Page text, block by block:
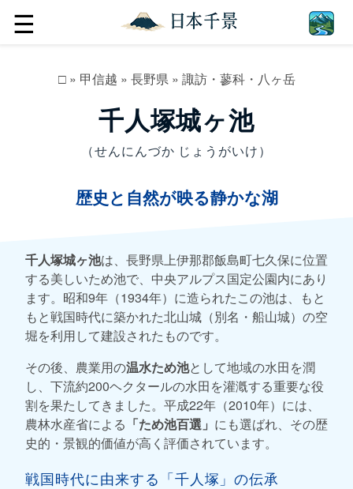
☰
□» 甲信越 » 長野県» 諏訪・蓼科・八ヶ岳
千人塚城ヶ池
（せんにんづか じょうがいけ）
歴史と自然が映る静かな湖
千人塚城ヶ池は、長野県上伊那郡飯島町七久保に位置
する美しいため池で、中央アルプス国定公園内にあり
ます。昭和9年（1934年）に造られたこの池は、もと
もと戦国時代に築かれた北山城（別名・船山城）の空
堀を利用して建設されたものです。
その後、農業用の温水ため池として地域の水田を潤
し、下流約200ヘクタールの水田を灌漑する重要な役
割を果たしてきました。平成22年（2010年）には、
農林水産省による 「ため池百選」 にも選ばれ、その歴
史的・景観的価値が高く評価されています。
戦国時代に由来する「千人塚」の伝承